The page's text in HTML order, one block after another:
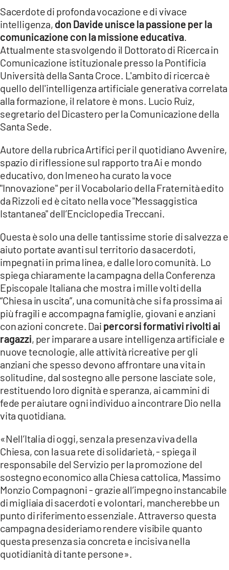
Sacerdote di profonda vocazione e di vivace
intelligenza, don Davide unisce la passione per la
comunicazione con la missione educativa.
Attualmente sta svolgendo il Dottorato di Ricerca in
Comunicazione istituzionale presso la Pontificia
Università della Santa Croce. L'ambito di ricerca è
quello dell'intelligenza artificiale generativa correlata
alla formazione, il relatore è mons. Lucio Ruiz,
segretario del Dicastero per la Comunicazione della
Santa Sede.
Autore della rubrica Artifici per il quotidiano Avvenire,
spazio di riflessione sul rapporto tra Ai e mondo
educativo, don Imeneo ha curato la voce
"Innovazione" per il Vocabolario della Fraternità edito
da Rizzoli ed è citato nella voce "Messaggistica
Istantanea" dell’Enciclopedia Treccani.
Questa è solo una delle tantissime storie di salvezza e
aiuto portate avanti sul territorio da sacerdoti,
impegnati in prima linea, e dalle loro comunità. Lo
spiega chiaramente la campagna della Conferenza
Episcopale Italiana che mostra i mille volti della
“Chiesa in uscita”, una comunità che si fa prossima ai
più fragili e accompagna famiglie, giovani e anziani
con azioni concrete. Dai percorsi formativi rivolti ai
ragazzi, per imparare a usare intelligenza artificiale e
nuove tecnologie, alle attività ricreative per gli
anziani che spesso devono affrontare una vita in
solitudine, dal sostegno alle persone lasciate sole,
restituendo loro dignità e speranza, ai cammini di
fede per aiutare ogni individuo a incontrare Dio nella
vita quotidiana.
«Nell’Italia di oggi, senza la presenza viva della
Chiesa, con la sua rete di solidarietà, - spiega il
responsabile del Servizio per la promozione del
sostegno economico alla Chiesa cattolica, Massimo
Monzio Compagnoni - grazie all’impegno instancabile
di migliaia di sacerdoti e volontari, mancherebbe un
punto di riferimento essenziale. Attraverso questa
campagna desideriamo rendere visibile quanto
questa presenza sia concreta e incisiva nella
quotidianità di tante persone».